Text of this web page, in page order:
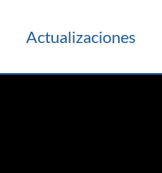
Actualizaciones